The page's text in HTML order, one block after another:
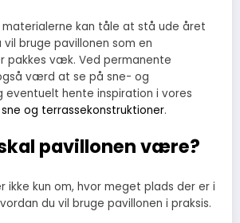
kan tåle at stå ude året
bruge pavillonen som en
pakkes væk. Ved permanente
værd at se på sne- og
eventuelt hente inspiration i vores
og terrassekonstruktioner.
pavillonen være?
ikke kun om, hvor meget plads der er i
du vil bruge pavillonen i praksis.